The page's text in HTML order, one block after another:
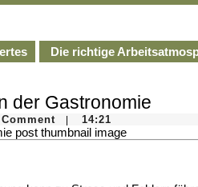
Die richtige
der Gastronomie
14:21